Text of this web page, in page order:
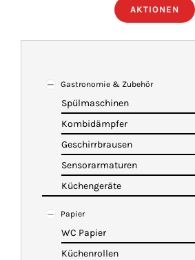
IMBISSANHÄNGER
KATALOG
WARENKORB
AKTIONEN
Gastronomie & Zubehör
Spülmaschinen
Kombidämpfer
Geschirrbrausen
Sensorarmaturen
Küchengeräte
Papier
WC Papier
Küchenrollen